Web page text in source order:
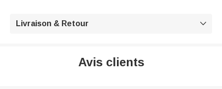
Livraison & Retour 
Avis clients